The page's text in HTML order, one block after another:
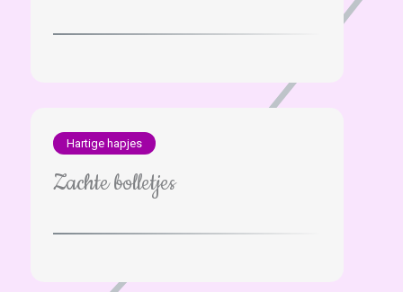
Hartige hapjes
Zachte bolletjes